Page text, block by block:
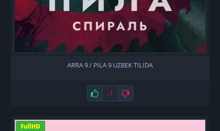
ARRA 9 / PILA 9 UZBEK TILIDA
Нравится
-1 Не нравится
FullHD